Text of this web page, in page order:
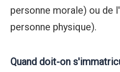
personne morale) ou de l'
personne physique).
Quand doit-on